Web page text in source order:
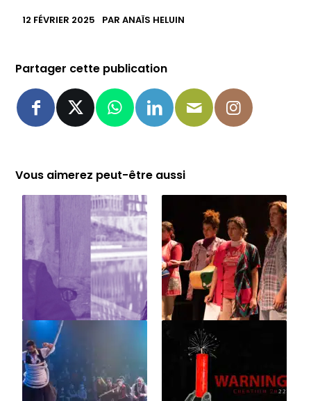
12 FÉVRIER 2025 PARANAÏS HELUIN
Partager cette publication
Vous aimerez peut-être aussi